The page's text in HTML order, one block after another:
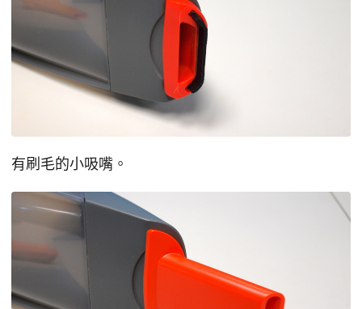
有刷毛的小吸嘴。